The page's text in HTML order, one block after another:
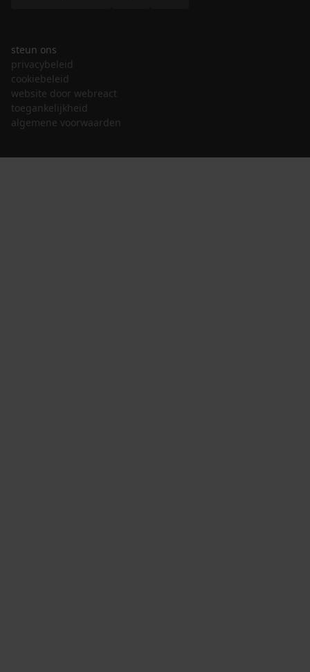
steun ons
privacybeleid
cookiebeleid
website door webreact
toegankelijkheid
algemene voorwaarden